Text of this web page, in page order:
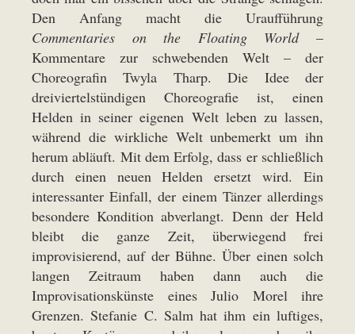
Den Anfang macht die Uraufführung
Commentaries on the Floating World–
Kommentare zur schwebenden Welt – der
Choreografin Twyla Tharp. Die Idee der
dreiviertelstündigen Choreografie ist, einen
Helden in seiner eigenen Welt leben zu lassen,
während die wirkliche Welt unbemerkt um ihn
herum abläuft. Mit dem Erfolg, dass er schließlich
durch einen neuen Helden ersetzt wird. Ein
interessanter Einfall, der einem Tänzer allerdings
besondere Kondition abverlangt. Denn der Held
bleibt die ganze Zeit, überwiegend frei
improvisierend, auf der Bühne. Über einen solch
langen Zeitraum haben dann auch die
Improvisationskünste eines Julio Morel ihre
Grenzen. Stefanie C. Salm hat ihm ein luftiges,